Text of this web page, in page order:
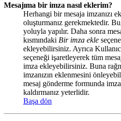
Mesajıma bir imza nasıl eklerim?
Herhangi bir mesaja imzanızı
oluşturmanız gerekmektedir.
yoluyla yapılır. Daha sonra
kısmındaki Bir imza ekle
ekleyebilirsiniz. Ayrıca
seçeneği işaretleyerek tüm
imza ekleyebilirsiniz. Buna
imzanızın eklenmesini
mesaj gönderme formunda
kaldırmanız yeterlidir.
Başa dön